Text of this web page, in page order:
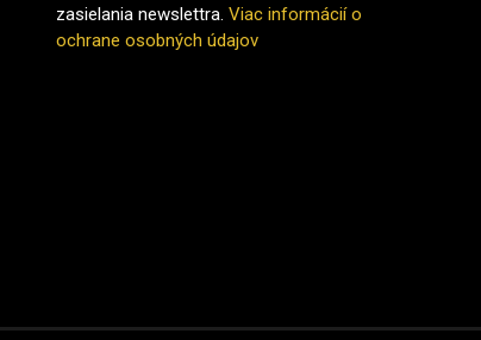
zasielania newslettra. Viac informácií o
ochrane osobných údajov